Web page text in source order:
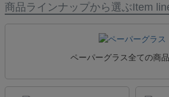
商品ラインナップから選ぶItem
ペーパーグラス全ての商